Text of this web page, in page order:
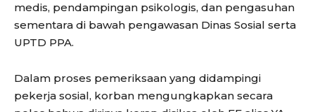
medis, pendampingan psikologis, dan pengasuhan
sementara di bawah pengawasan Dinas Sosial serta
UPTD PPA.
Dalam proses pemeriksaan yang didampingi
pekerja sosial, korban mengungkapkan secara